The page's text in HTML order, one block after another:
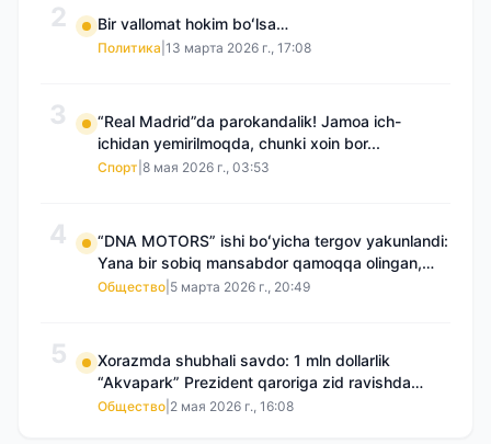
2 Bir vallomat hokim boʻlsa…
Политика 13 марта 2026 г., 17:08
3
“Real Madrid”da parokandalik! Jamoa ich-
ichidan yemirilmoqda, chunki xoin bor...
Спорт 8 мая 2026 г., 03:53
4
“DNA MOTORS” ishi boʻyicha tergov yakunlandi:
Yana bir sobiq mansabdor qamoqqa olingan,
Saidnazirxanovaning “zami” gʻoyib boʻlgan
Общество 5 марта 2026 г., 20:49
5
Xorazmda shubhali savdo: 1 mln dollarlik
“Akvapark” Prezident qaroriga zid ravishda
sotilgani maʼlum boʻldi
Общество 2 мая 2026 г., 16:08